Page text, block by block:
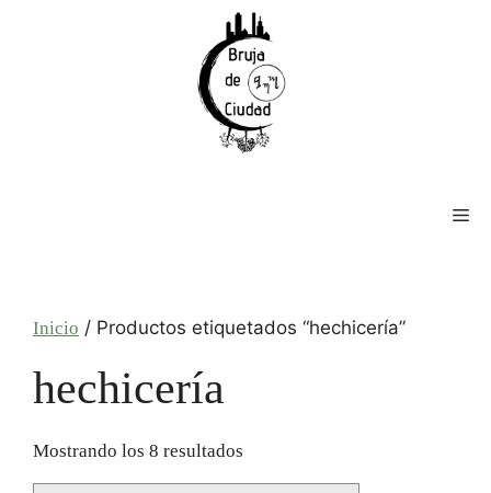
Inicio / Productos etiquetados “hechicería”
hechicería
Mostrando los 8 resultados